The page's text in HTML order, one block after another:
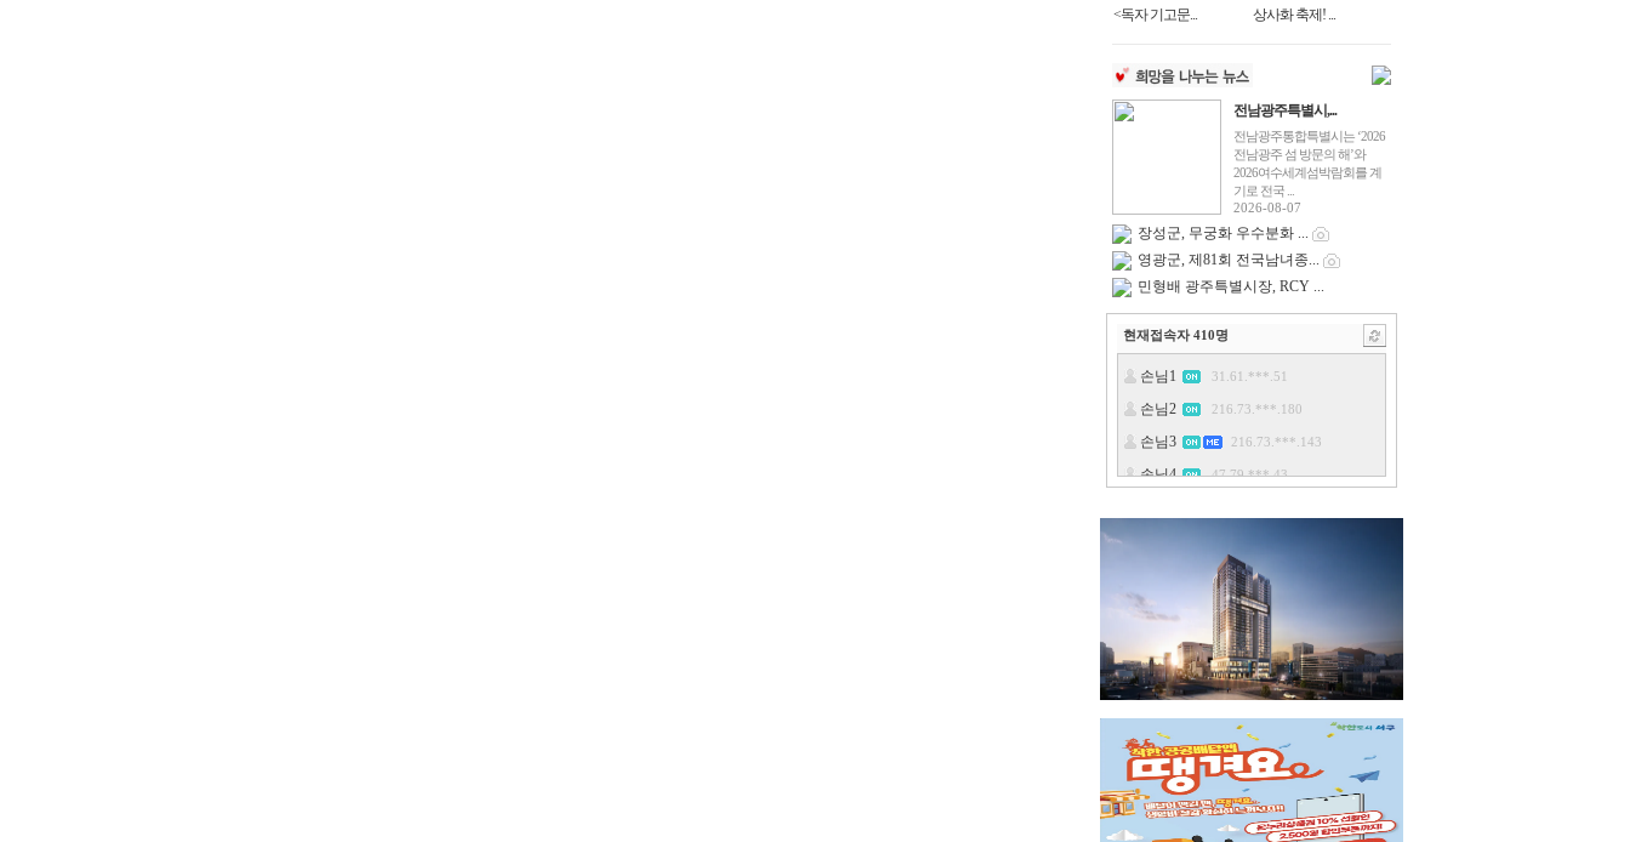
<독자 기고문... 상사화 축제! ...
전남광주특별시,...
전남광주통합특별시는 ‘2026
전남광주 섬 방문의 해’와
2026여수세계섬박람회를 계
기로 전국 ...
2026-08-07
장성군, 무궁화 우수분화 ...
영광군, 제81회 전국남녀종...
민형배 광주특별시장, RCY ...
현재접속자 410명